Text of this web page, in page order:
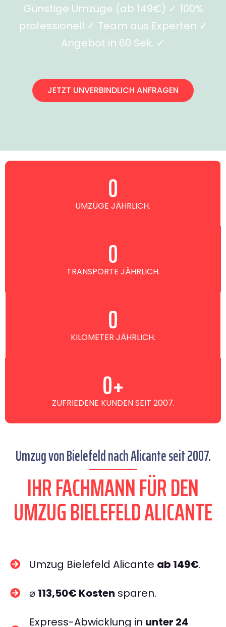
Günstige Umzüge (ab 149€) ✓ 100%
professionell ✓ Team aus Experten ✓
Angebot in 60 Sek. ✓
JETZT UNVERBINDLICH ANFRAGEN
UMZÜGE JÄHRLICH.
0
TRANSPORTE JÄHRLICH.
0
KILOMETER JÄHRLICH.
0
ZUFRIEDENE KUNDEN SEIT 2007.
0+
Umzug von Bielefeld nach Alicante seit 2007.
IHR FACHMANN FÜR DEN
UMZUG BIELEFELD ALICANTE
Umzug Bielefeld Alicante ab 149€.
⌀ 113,50€ Kosten sparen.
Express-Abwicklung in unter 24